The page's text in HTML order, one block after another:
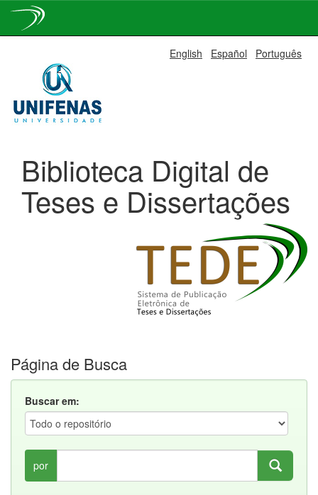
navigation
English Español Português
Biblioteca Digital de
Teses e Dissertações
Página de Busca
Buscar em:
por